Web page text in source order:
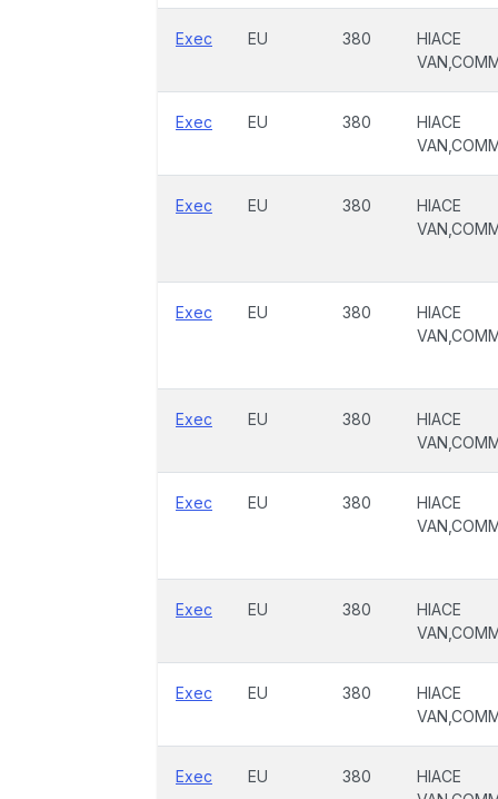
Exec EU 380
HIACE
Exec EU 380
HIACE
Exec EU 380
HIACE
Exec EU 380
HIACE
Exec EU 380
HIACE
Exec EU 380
HIACE
Exec EU 380
HIACE
Exec EU 380
HIACE
Exec EU 380
HIACE